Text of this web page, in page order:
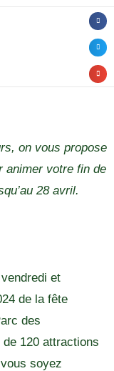
on vous propose
animer votre fin de
28 avril.
et
de la fête
des
120 attractions
soyez